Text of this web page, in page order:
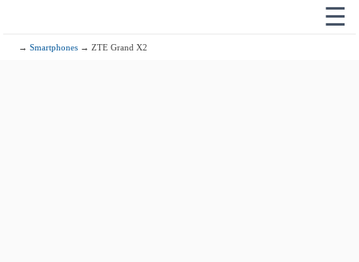
☰
→Smartphones → ZTE Grand X2